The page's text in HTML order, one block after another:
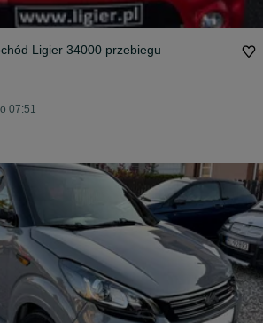
Ligier 34000 przebiegu
07:51